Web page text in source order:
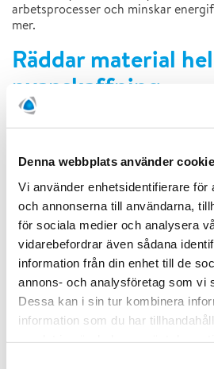
Denna webbplats använder
Vi använder enhetsidentifierare för
och annonserna till användarna,
för sociala medier och analysera
vidarebefordrar även sådana
information från din enhet till de
annons- och analysföretag som vi
Dessa kan i sin tur kombinera
information som du har
arbetsprocesser och minskar
mer.
Räddar material
nyanskaffning
Grunden i ett lyckat torkuppdrag
arbeta förebyggande eller genom
istället för att riva och sätta in nytt
hjälper till att återanvända material
nyanskaffning, och det minskar
miljöpåverkan.
Vi sparar också tid åt våra kunder
kostnadseffektiva lösningar, och
att återanvända befintligt material.
Förbättrar och
inomhusmiljön